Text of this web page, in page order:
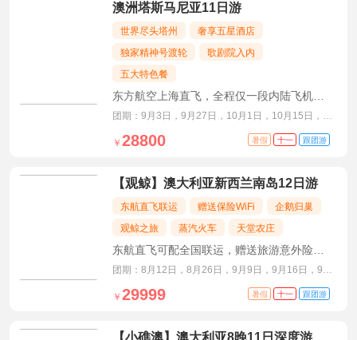
澳洲塔斯马尼亚11日游
世界尽头塔州
奢享五星酒店
独家精神号渡轮
歌剧院入内
五大特色餐
东方航空上海直飞，全程仅一段内陆飞机，
升级6晚五星酒店
团期：9月3日，9月27日，10月1日，10月15日，
10月29日，11月12日
暑假 十一 跟团游
￥ 28800
【观鲸】澳大利亚新西兰南岛12日游
东航直飞联运 赠送保险WiFi
企鹅归巢
观鲸之旅
蒸汽火车 天堂农庄
东航直飞可配全国联运，赠送旅游意外险及
WiFi
团期：8月12日，8月26日，9月9日，9月16日，9月
30日
暑假 十一 跟团游
￥ 29999
【小礁澳】澳大利亚8晚11日深度游